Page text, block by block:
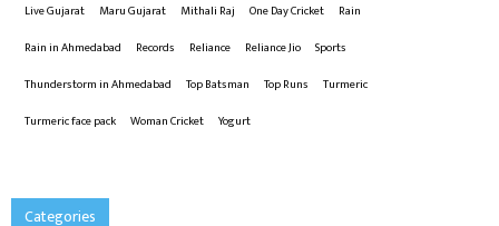
Live Gujarat
Maru Gujarat Mithali Raj One Day Cricket
Rain
Rain in Ahmedabad
Records Reliance Reliance Jio
Sports
Thunderstorm in Ahmedabad
Top Batsman Top Runs
Turmeric
Turmeric face pack
Woman Cricket Yogurt
Categories